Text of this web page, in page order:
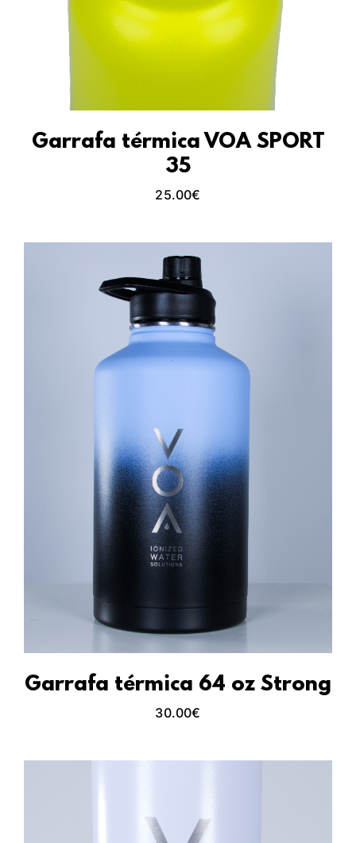
Garrafa térmica VOA SPORT
35
25.00€
Garrafa térmica 64 oz Strong
30.00€